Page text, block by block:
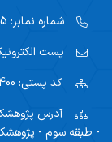
شماره نمابر:
پست
کد پستی:
آدرس
- طبقه سوم -